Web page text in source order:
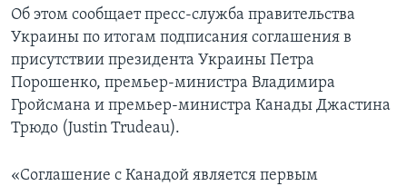
Об этом сообщает пресс-служба правительства
Украины по итогам подписания соглашения в
присутствии президента Украины Петра
Порошенко, премьер-министра Владимира
Гройсмана и премьер-министра Канады Джастина
Трюдо (Justin Trudeau).
«Соглашение с Канадой является первым